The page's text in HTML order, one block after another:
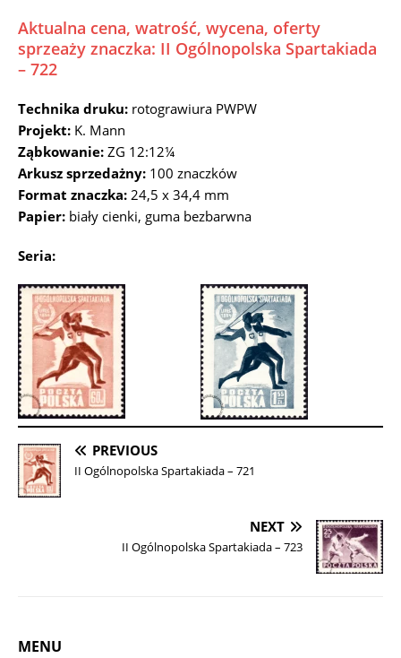
Aktualna cena, watrość, wycena, oferty
sprzeaży znaczka: II Ogólnopolska Spartakiada
– 722
Technika druku: rotograwiura PWPW
Projekt: K. Mann
Ząbkowanie: ZG 12:12¼
Arkusz sprzedażny: 100 znaczków
Format znaczka: 24,5 x 34,4 mm
Papier: biały cienki, guma bezbarwna
Seria:
PREVIOUS
II Ogólnopolska Spartakiada – 721
NEXT
II Ogólnopolska Spartakiada – 723
MENU